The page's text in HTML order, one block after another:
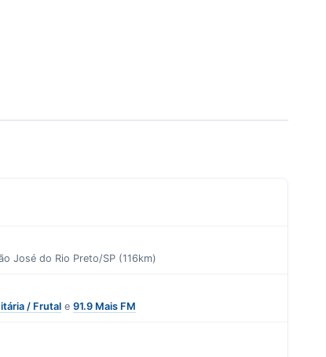
José do Rio Preto/SP (116km)
/ Frutal e91.9 Mais FM